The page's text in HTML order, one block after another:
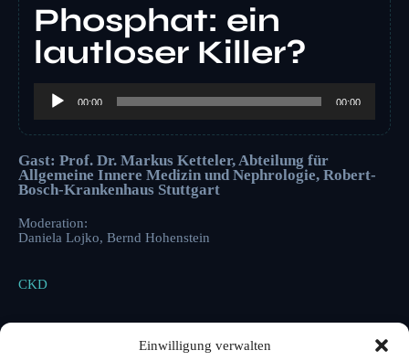
Einwilligung verwalten
Phosphat: ein
lautloser Killer?
Audio-
Player00:00 00:00
Gast: Prof. Dr. Markus Ketteler, Abteilung für
Allgemeine Innere Medizin und Nephrologie, Robert-
Bosch-Krankenhaus Stuttgart
Moderation:
Daniela Lojko, Bernd Hohenstein
CKD
Episodeninfos